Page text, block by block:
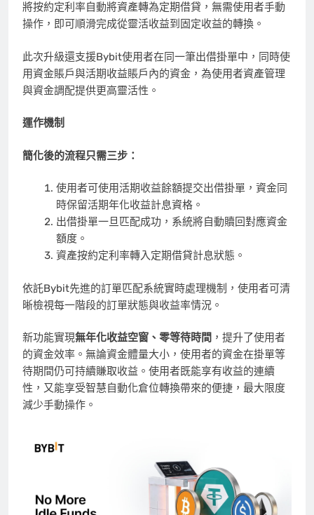
將按約定利率自動將資產轉為定期借貸，無需使用者手動
操作，即可順滑完成從靈活收益到固定收益的轉換。
此次升級還支援Bybit使用者在同一筆出借掛單中，同時使
用資金賬戶與活期收益賬戶內的資金，為使用者資產管理
與資金調配提供更高靈活性。
運作機制
簡化後的流程只需三步：
使用者可使用活期收益餘額提交出借掛單，資金同
時保留活期年化收益計息資格。
出借掛單一旦匹配成功，系統將自動贖回對應資金
額度。
資產按約定利率轉入定期借貸計息狀態。
依託Bybit先進的訂單匹配系統實時處理機制，使用者可清
晰檢視每一階段的訂單狀態與收益率情況。
新功能實現無年化收益空窗、零等待時間 ，提升了使用者
的資金效率。無論資金體量大小，使用者的資金在掛單等
待期間仍可持續賺取收益。使用者既能享有收益的連續
性，又能享受智慧自動化倉位轉換帶來的便捷，最大限度
減少手動操作。